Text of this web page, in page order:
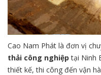
Cao Nam Phát là đơn vị
thải công nghiệp tại Ninh
thiết kế, thi công đến vận